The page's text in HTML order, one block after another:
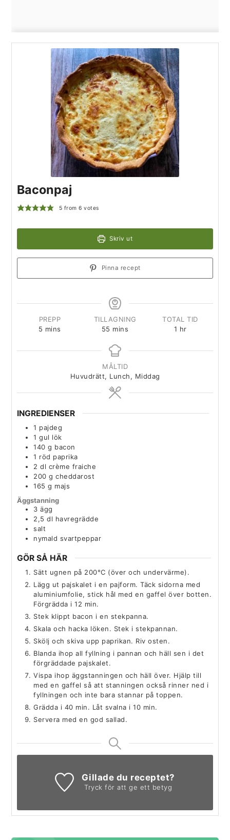
Baconpaj
5 from6 votes
Skriv ut
Pinna recept
PREPP
5 mins
TILLAGNING
55 mins
TOTAL TID
1 hr
MÅLTID
Huvudrätt, Lunch, Middag
INGREDIENSER
1 pajdeg
1 gul lök
140 g bacon
1 röd paprika
2 dl crème fraiche
200 g cheddarost
165 g majs
Äggstanning
3 ägg
2,5 dl havregrädde
salt
nymald svartpeppar
GÖR SÅ HÄR
Sätt ugnen på 200°C (över och undervärme).
Lägg ut pajskalet i en pajform. Täck sidorna med
aluminiumfolie, stick hål med en gaffel över botten.
Förgrädda i 12 min.
Stek klippt bacon i en stekpanna.
Skala och hacka löken. Stek i stekpannan.
Skölj och skiva upp paprikan. Riv osten.
Blanda ihop all fyllning i pannan och häll sen i det
förgräddade pajskalet.
Vispa ihop äggstanningen och häll över. Hjälp till
med en gaffel så att stanningen också rinner ned i
fyllningen och inte bara stannar på toppen.
Grädda i 40 min. Låt svalna i 10 min.
Servera med en god sallad.
Gillade du receptet?
Tryck för att ge ett betyg